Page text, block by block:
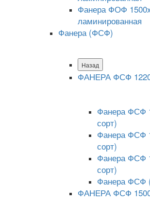
Фанера ФОФ
ламинированная
Фанера (ФСФ)
Назад
ФАНЕРА ФСФ
Фанера ФСФ
сорт)
Фанера ФСФ
сорт)
Фанера ФСФ
сорт)
Фанера ФСФ
ФАНЕРА ФСФ